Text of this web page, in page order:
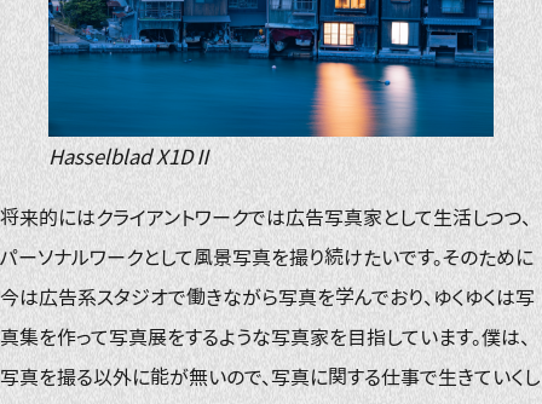
Hasselblad X1DⅡ
将来的にはクライアントワークでは広告写真家として生活しつつ、
パーソナルワークとして風景写真を撮り続けたいです。そのために
今は広告系スタジオで働きながら写真を学んでおり、ゆくゆくは写
真集を作って写真展をするような写真家を目指しています。僕は、
写真を撮る以外に能が無いので、写真に関する仕事で生きていくし